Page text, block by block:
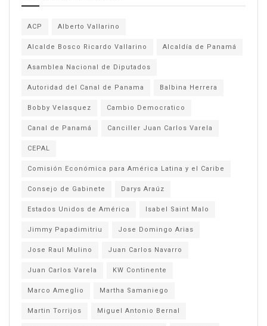
ACP Alberto Vallarino
Alcalde Bosco Ricardo Vallarino Alcaldía de Panamá
Asamblea Nacional de Diputados
Autoridad del Canal de Panama Balbina Herrera
Bobby Velasquez Cambio Democratico
Canal de Panamá Canciller Juan Carlos Varela
CEPAL
Comisión Económica para América Latina y el Caribe
Consejo de Gabinete Darys Araúz
Estados Unidos de América Isabel Saint Malo
Jimmy Papadimitriu Jose Domingo Arias
Jose Raul Mulino Juan Carlos Navarro
Juan Carlos Varela KW Continente
Marco Ameglio Martha Samaniego
Martin Torrijos Miguel Antonio Bernal